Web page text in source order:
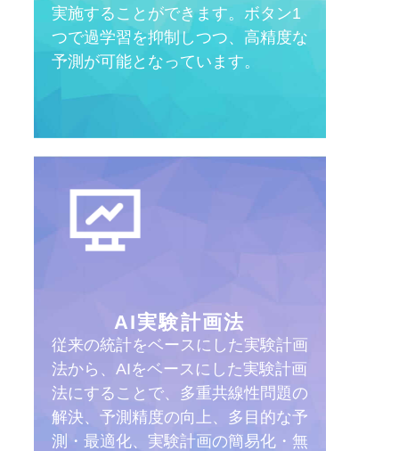
実施することができます。ボタン1
つで過学習を抑制しつつ、高精度な
予測が可能となっています。
AI実験計画法
従来の統計をベースにした実験計画
法から、AIをベースにした実験計画
法にすることで、多重共線性問題の
解決、予測精度の向上、多目的な予
測・最適化、実験計画の簡易化・無